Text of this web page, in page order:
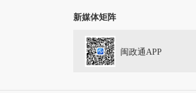
新媒体矩阵
闽政通APP